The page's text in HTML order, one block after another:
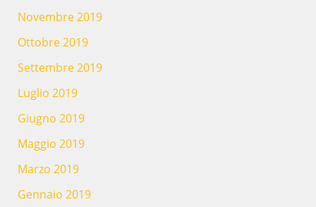
Novembre 2019
Ottobre 2019
Settembre 2019
Luglio 2019
Giugno 2019
Maggio 2019
Marzo 2019
Gennaio 2019